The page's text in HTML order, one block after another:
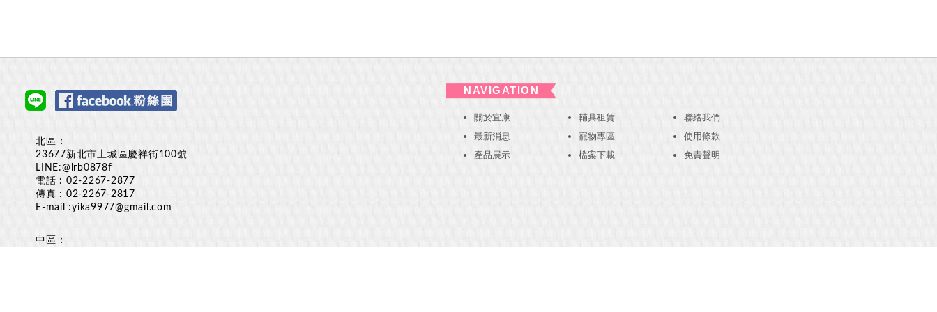
北區：
23677新北市土城區慶祥街100號
LINE:@lrb0878f
電話 : 02-2267-2877
傳真 : 02-2267-2817
E-mail :yika9977@gmail.com
中區：
NAVIGATION
關於宜康
最新消息
產品展示
輔具租賃
寵物專區
檔案下載
聯絡我們
使用條款
免責聲明